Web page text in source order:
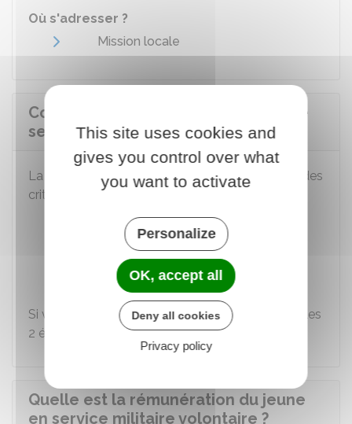
Où s'adresser ?
Mission locale
Comment se fait la sélection pour le
service militaire volontaire ?
La sélection des volontaires se fait en fonction des
critères suivants :
Visite médicale
Motivation
Filière choisie par le candidat.
Si vous êtes présélectionné, vous devez passer les
2 étapes suivantes :
Quelle est la rémunération du jeune
en service militaire volontaire ?
This site uses cookies and
gives you control over what
you want to activate
Personalize
OK, accept all
Deny all cookies
Privacy policy